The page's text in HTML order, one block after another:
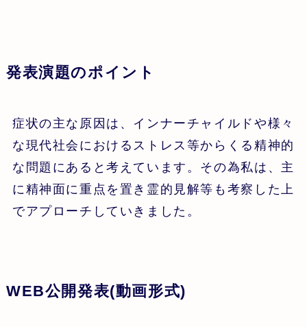
発表演題のポイント
症状の主な原因は、インナーチャイルドや様々
な現代社会におけるストレス等からくる精神的
な問題にあると考えています。その為私は、主
に精神面に重点を置き霊的見解等も考察した上
でアプローチしていきました。
WEB公開発表(動画形式)